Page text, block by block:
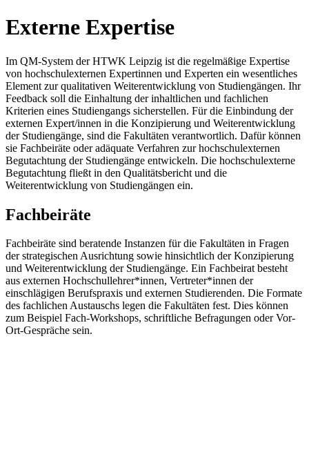
Externe Expertise
Im QM-System der HTWK Leipzig ist die regelmäßige Expertise
von hochschulexternen Expertinnen und Experten ein wesentliches
Element zur qualitativen Weiterentwicklung von Studiengängen. Ihr
Feedback soll die Einhaltung der inhaltlichen und fachlichen
Kriterien eines Studiengangs sicherstellen. Für die Einbindung der
externen Expert/innen in die Konzipierung und Weiterentwicklung
der Studiengänge, sind die Fakultäten verantwortlich. Dafür können
sie Fachbeiräte oder adäquate Verfahren zur hochschulexternen
Begutachtung der Studiengänge entwickeln. Die hochschulexterne
Begutachtung fließt in den Qualitätsbericht und die
Weiterentwicklung von Studiengängen ein.
Fachbeiräte
Fachbeiräte sind beratende Instanzen für die Fakultäten in Fragen
der strategischen Ausrichtung sowie hinsichtlich der Konzipierung
und Weiterentwicklung der Studiengänge. Ein Fachbeirat besteht
aus externen Hochschullehrer*innen, Vertreter*innen der
einschlägigen Berufspraxis und externen Studierenden. Die Formate
des fachlichen Austauschs legen die Fakultäten fest. Dies können
zum Beispiel Fach-Workshops, schriftliche Befragungen oder Vor-
Ort-Gespräche sein.